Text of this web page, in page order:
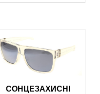
СОНЦЕЗАХИСНІ